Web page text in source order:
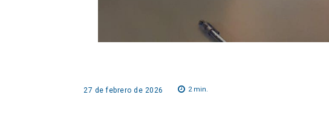
27 de febrero de 2026 2min.